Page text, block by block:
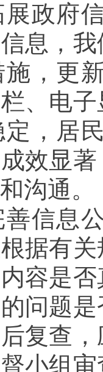
展政府
息，
，更
、电
，居
效显
沟通。
善信息
据有
容是
问题
复查
小组